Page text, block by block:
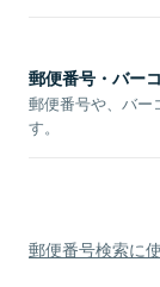
郵便番号・バー
郵便番号や、バー
す。
郵便番号検索に